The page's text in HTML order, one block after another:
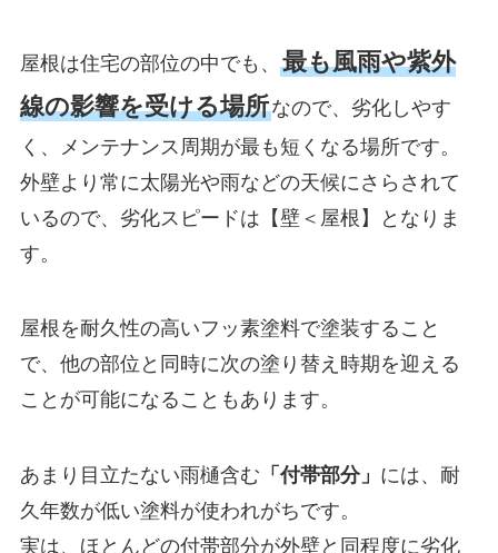
屋根は住宅の部位の中でも、 最も風雨や紫外
線の影響を受ける場所なので、劣化しやす
く、メンテナンス周期が最も短くなる場所です。
外壁より常に太陽光や雨などの天候にさらされて
いるので、劣化スピードは【壁＜屋根】となりま
す。
屋根を耐久性の高いフッ素塗料で塗装すること
で、他の部位と同時に次の塗り替え時期を迎える
ことが可能になることもあります。
あまり目立たない雨樋含む 「付帯部分」 には、耐
久年数が低い塗料が使われがちです。
実は、ほとんどの付帯部分が外壁と同程度に劣化